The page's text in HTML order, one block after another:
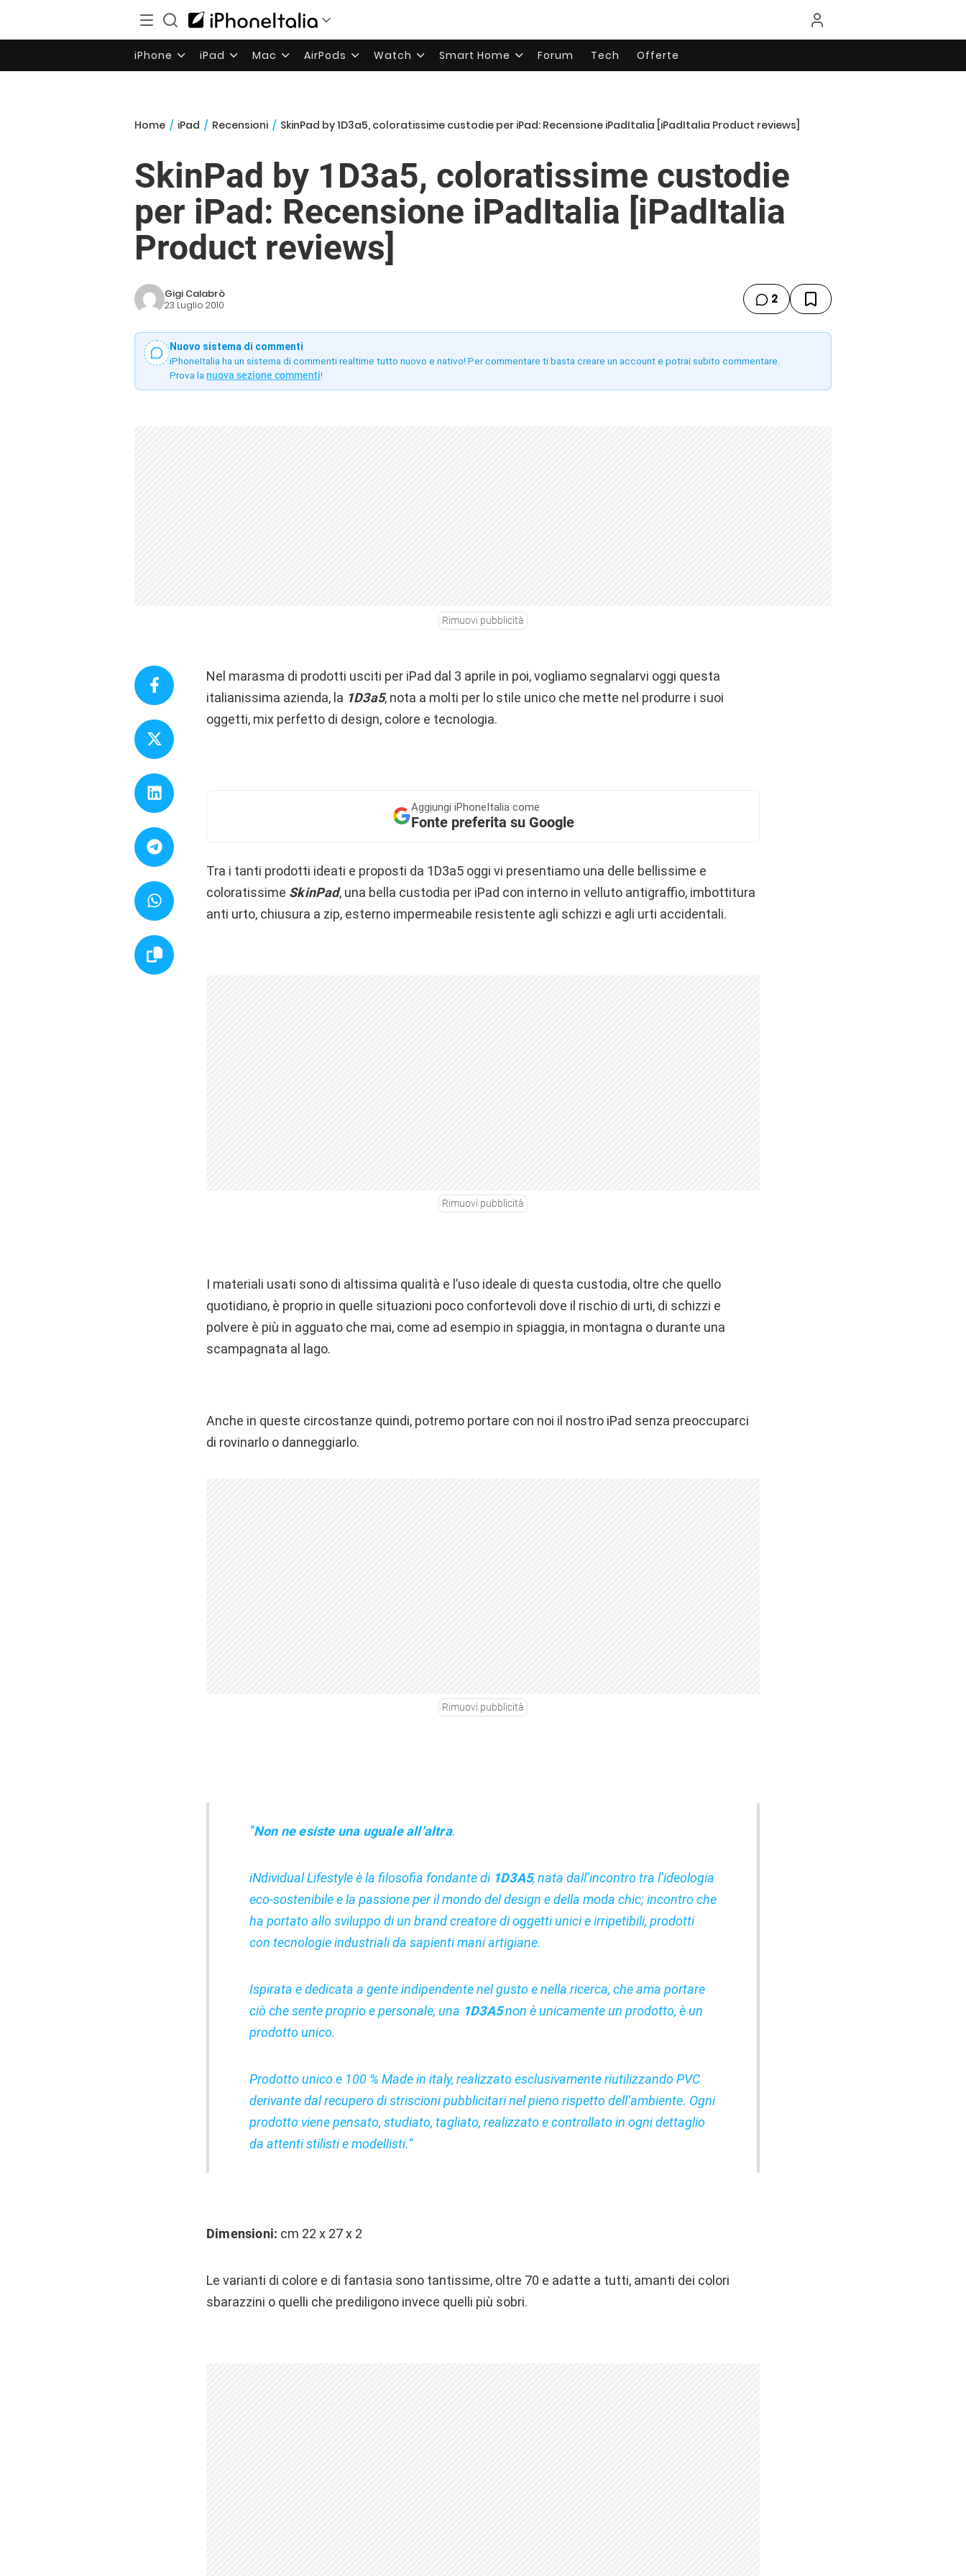
iPhone iPad Mac AirPods Watch Smart Home Forum Tech Offerte
Home / iPad / Recensioni / SkinPad by 1D3a5, coloratissime custodie per iPad: Recensione iPadItalia [iPadItalia Product reviews]
SkinPad by 1D3a5, coloratissime custodie
per iPad: Recensione iPadItalia [iPadItalia
Product reviews]
Gigi Calabrò
23 Luglio 2010 2
Nuovo sistema di commenti
iPhoneItalia ha un sistema di commenti realtime tutto nuovo e nativo! Per commentare ti basta creare un account e potrai subito commentare.
Prova la nuova sezione commenti!
Rimuovi pubblicità
Nel marasma di prodotti usciti per iPad dal 3 aprile in poi, vogliamo segnalarvi oggi questa
italianissima azienda, la 1D3a5, nota a molti per lo stile unico che mette nel produrre i suoi
oggetti, mix perfetto di design, colore e tecnologia.
Aggiungi iPhoneItalia come
Fonte preferita su Google
Tra i tanti prodotti ideati e proposti da 1D3a5 oggi vi presentiamo una delle bellissime e
coloratissime SkinPad, una bella custodia per iPad con interno in velluto antigraffio, imbottitura
anti urto, chiusura a zip, esterno impermeabile resistente agli schizzi e agli urti accidentali.
Rimuovi pubblicità
I materiali usati sono di altissima qualità e l’uso ideale di questa custodia, oltre che quello
quotidiano, è proprio in quelle situazioni poco confortevoli dove il rischio di urti, di schizzi e
polvere è più in agguato che mai, come ad esempio in spiaggia, in montagna o durante una
scampagnata al lago.
Anche in queste circostanze quindi, potremo portare con noi il nostro iPad senza preoccuparci
di rovinarlo o danneggiarlo.
Rimuovi pubblicità
“Non ne esiste una uguale all’altra.
iNdividual Lifestyle è la filosofia fondante di 1D3A5, nata dall’incontro tra l’ideologia
eco-sostenibile e la passione per il mondo del design e della moda chic; incontro che
ha portato allo sviluppo di un brand creatore di oggetti unici e irripetibili, prodotti
con tecnologie industriali da sapienti mani artigiane.
Ispirata e dedicata a gente indipendente nel gusto e nella ricerca, che ama portare
ciò che sente proprio e personale, una 1D3A5non è unicamente un prodotto, è un
prodotto unico.
Prodotto unico e 100 % Made in italy, realizzato esclusivamente riutilizzando PVC
derivante dal recupero di striscioni pubblicitari nel pieno rispetto dell’ambiente. Ogni
prodotto viene pensato, studiato, tagliato, realizzato e controllato in ogni dettaglio
da attenti stilisti e modellisti.”
Dimensioni: cm 22 x 27 x 2
Le varianti di colore e di fantasia sono tantissime, oltre 70 e adatte a tutti, amanti dei colori
sbarazzini o quelli che prediligono invece quelli più sobri.